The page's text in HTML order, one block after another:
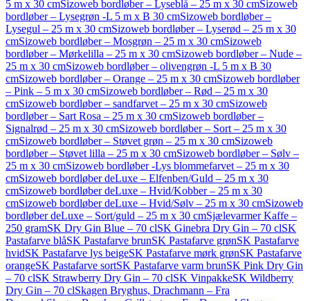
5 m x 30 cmSizoweb bordløber – Lyseblå – 25 m x 30 cmSizoweb
bordløber – Lysegrøn -L 5 m x B 30 cmSizoweb bordløber –
Lysegul – 25 m x 30 cmSizoweb bordløber – Lyserød – 25 m x 30
cmSizoweb bordløber – Mosgrøn – 25 m x 30 cmSizoweb
bordløber – Mørkelilla – 25 m x 30 cmSizoweb bordløber – Nude –
25 m x 30 cmSizoweb bordløber – olivengrøn -L 5 m x B 30
cmSizoweb bordløber – Orange – 25 m x 30 cmSizoweb bordløber
– Pink – 5 m x 30 cmSizoweb bordløber – Rød – 25 m x 30
cmSizoweb bordløber – sandfarvet – 25 m x 30 cmSizoweb
bordløber – Sart Rosa – 25 m x 30 cmSizoweb bordløber –
Signalrød – 25 m x 30 cmSizoweb bordløber – Sort – 25 m x 30
cmSizoweb bordløber – Støvet grøn – 25 m x 30 cmSizoweb
bordløber – Støvet lilla – 25 m x 30 cmSizoweb bordløber – Sølv –
25 m x 30 cmSizoweb bordløber -Lys blommefarvet – 25 m x 30
cmSizoweb bordløber deLuxe – Elfenben/Guld – 25 m x 30
cmSizoweb bordløber deLuxe – Hvid/Kobber – 25 m x 30
cmSizoweb bordløber deLuxe – Hvid/Sølv – 25 m x 30 cmSizoweb
bordløber deLuxe – Sort/guld – 25 m x 30 cmSjælevarmer Kaffe –
250 gramSK Dry Gin Blue – 70 clSK Ginebra Dry Gin – 70 clSK
Pastafarve blåSK Pastafarve brunSK Pastafarve grønSK Pastafarve
hvidSK Pastafarve lys beigeSK Pastafarve mørk grønSK Pastafarve
orangeSK Pastafarve sortSK Pastafarve varm brunSK Pink Dry Gin
– 70 clSK Strawberry Dry Gin – 70 clSK VinpakkeSK Wildberry
Dry Gin – 70 clSkagen Bryghus, Drachmann – Fra